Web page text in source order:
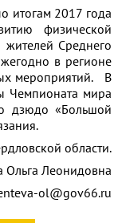
2017 года
физической
жителей Среднего
в регионе
мероприятий. В
Чемпионата мира
дзюдо «Большой
области.
Ольга Леонидовна
ol@gov66.ru